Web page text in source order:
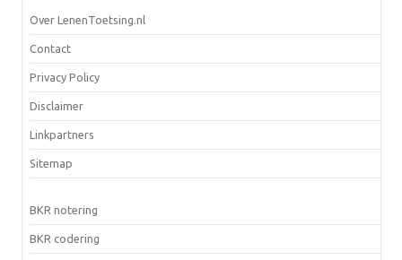
Over LenenToetsing.nl
Contact
Privacy Policy
Disclaimer
Linkpartners
Sitemap
BKR notering
BKR codering